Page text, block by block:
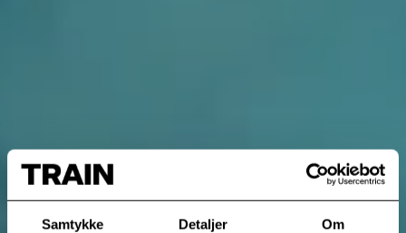
Samtykke Detaljer Om